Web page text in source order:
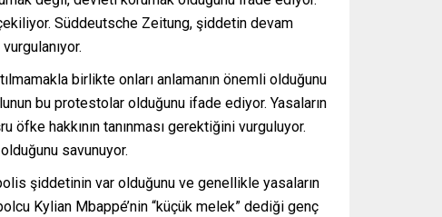
Süddeutsche Zeitung, şiddetin devam
birlikte onları anlamanın önemli olduğunu
bu protestolar olduğunu ifade ediyor. Yasaların
hakkının tanınması gerektiğini vurguluyor.
savunuyor.
şiddetinin var olduğunu ve genellikle yasaların
Kylian Mbappé’nin “küçük melek” dediği genç